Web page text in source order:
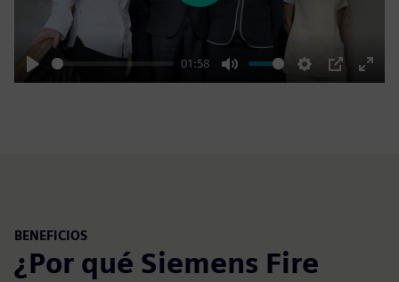
Play
01:58
Mute Settings
PIP
Enter
BENEFICIOS
¿Por qué Siemens Fire